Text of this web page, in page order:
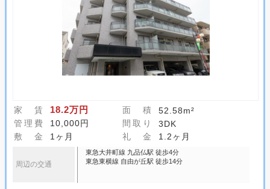
家 賃 18.2万円 面 積
52.58m²
管理費
10,000円 間取り
3DK
敷 金
1ヶ月 礼 金 1.2ヶ月
周辺の交通
東急大井町線 九品仏駅 徒歩4分
東急東横線 自由が丘駅 徒歩14分